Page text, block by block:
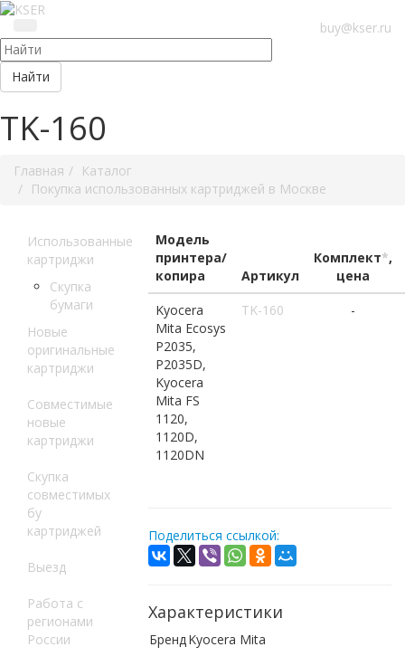
buy@kser.ru
Найти
TK-160
Главная
Каталог
Покупка использованных картриджей в Москве
Использованные
картриджи
Скупка
бумаги
Новые
оригинальные
картриджи
Совместимые
новые
картриджи
Скупка
совместимых
бу
картриджей
Выезд
Работа с
регионами
России
Модель
принтера/
копира
Артикул
Комплект*,
цена
Kyocera
Mita Ecosys
P2035,
P2035D,
Kyocera
Mita FS
1120,
1120D,
1120DN
TK-160 -
Поделиться ссылкой:
Характеристики
БрендKyocera Mita